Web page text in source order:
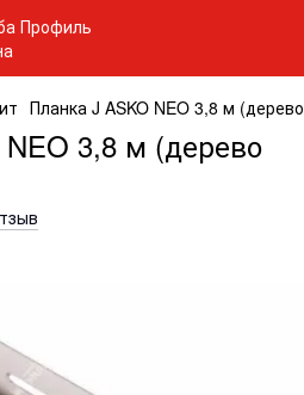
Планка J ASKO NEO 3,8 м
3,8 м (дерево